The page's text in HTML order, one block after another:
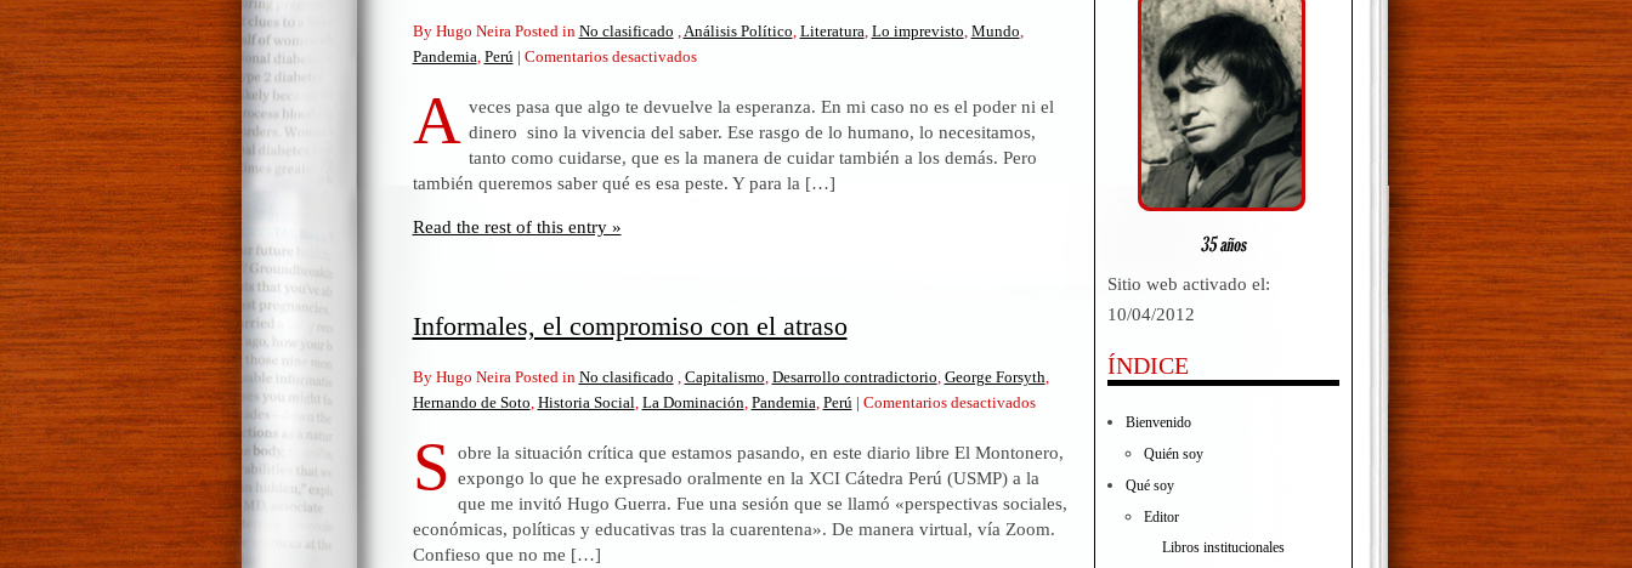
By Hugo Neira Posted in No clasificado Análisis Político Literatura Lo imprevisto Mundo
Pandemia Perú | Comentarios desactivadosen
19.
Cuando
la
palabra
A veces pasa que algo te devuelve la esperanza. En mi caso no es el poder ni el
dinero sino la vivencia del saber. Ese rasgo de lo humano, lo necesitamos,
tanto como cuidarse, que es la manera de cuidar también a los demás. Pero
también queremos saber qué es esa peste. Y para la […]
Read the rest of this entry »
Informales, el compromiso con el atraso
By Hugo Neira Posted in No clasificado Capitalismo Desarrollo contradictorio George Forsyth
Hernando de Soto Historia Social La Dominación Pandemia Perú | Comentarios desactivadosen
el
compromiso
con
el
S obre la situación crítica que estamos pasando, en este diario libre El Montonero,
expongo lo que he expresado oralmente en la XCI Cátedra Perú (USMP) a la
que me invitó Hugo Guerra. Fue una sesión que se llamó «perspectivas sociales,
económicas, políticas y educativas tras la cuarentena». De manera virtual, vía Zoom.
Confieso que no me […]
Sitio web activado el:
10/04/2012
ÍNDICE
Bienvenido
Quién soy
Qué soy
Editor
Libros institucionales